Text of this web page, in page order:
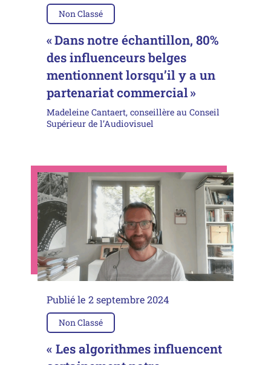
Non Classé
« Dans notre échantillon, 80%
des influenceurs belges
mentionnent lorsqu’il y a un
partenariat commercial »
Madeleine Cantaert, conseillère au Conseil
Supérieur de l’Audiovisuel
Publié le 2 septembre 2024
Non Classé
« Les algorithmes influencent